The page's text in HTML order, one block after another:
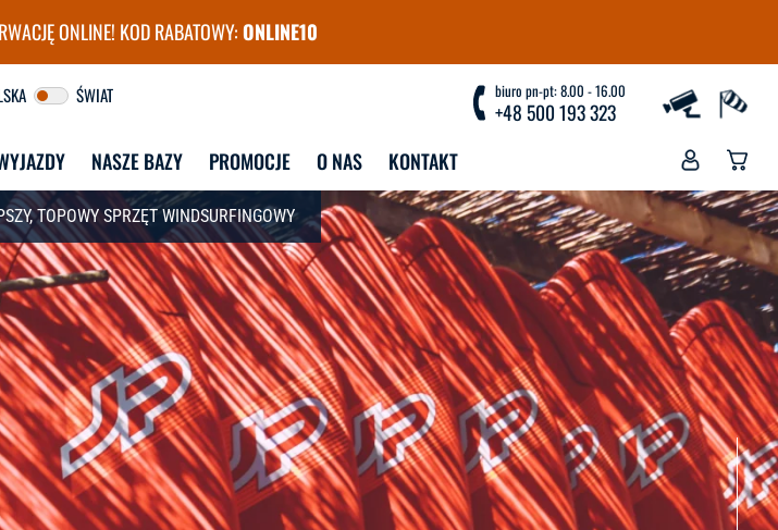
ONLINE! KOD RABATOWY:ONLINE10
ŚWIAT biuro pn-pt: 8.00 - 16.00
+48 500 193 323
DLA DOROSŁYCH
KURSY GRUPOWE
CAMP 30+
KURSY INDYWIDUALNE
LEKCJE INDYWIDUALNE
KURS INSTRUKTORSKI
PATENT VDWS
WYJAZDY
WYJAZDY
ZAGRANICZNE NA
WINDSURFING
WYJAZDY
ZAGRANICZNE NA
WINGFOILA
WYJAZDY
ZAGRANICZNE NA KITE
WYPOŻYCZALNIA
WYPOŻYCZALNIA
WINDSURFINGU
PRZECHOWALNIA
WYJAZDY NASZE BAZY PROMOCJE O NAS KONTAKT
TOPOWY SPRZĘT WINDSURFINGOWY